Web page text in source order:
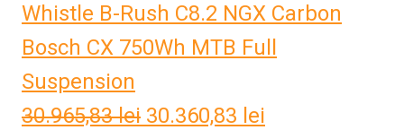
Whistle B-Rush C8.2 NGX Carbon
Bosch CX 750Wh MTB Full
Suspension
30.965,83lei Prețul
30.360,83 lei